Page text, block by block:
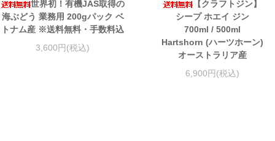
世界初！有機JAS取得の
海ぶどう 業務用 200gパック ベ
トナム産 ※送料無料・手数料込
3,600円(税込)
【クラフトジン】
シープ ホエイ ジン
700ml / 500ml
Hartshorn (ハーツホーン)
オーストラリア産
6,900円(税込)